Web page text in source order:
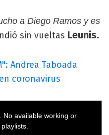
a Diego Ramos y es
sin vueltas Leunis.
Andrea Taboada
coronavirus